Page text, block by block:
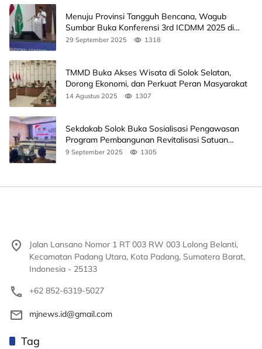
Menuju Provinsi Tangguh Bencana, Wagub
Sumbar Buka Konferensi 3rd ICDMM 2025 di
Unand
29 September 2025 1318
TMMD Buka Akses Wisata di Solok Selatan,
Dorong Ekonomi, dan Perkuat Peran Masyarakat
14 Agustus 2025 1307
Sekdakab Solok Buka Sosialisasi Pengawasan
Program Pembangunan Revitalisasi Satuan
Pendidikan
9 September 2025 1305
Jalan Lansano Nomor 1 RT 003 RW 003 Lolong Belanti,
Kecamatan Padang Utara, Kota Padang, Sumatera Barat,
Indonesia - 25133
+62 852-6319-5027
mjnews.id@gmail.com
Tag